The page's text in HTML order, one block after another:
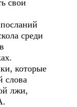
свои
среди
которые
слова
лжи,